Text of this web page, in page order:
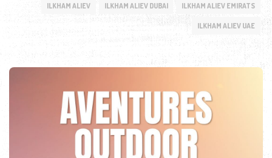
ILKHAM ALIEV ILKHAM ALIEV DUBAI ILKHAM ALIEV EMIRATS
ILKHAM ALIEV UAE